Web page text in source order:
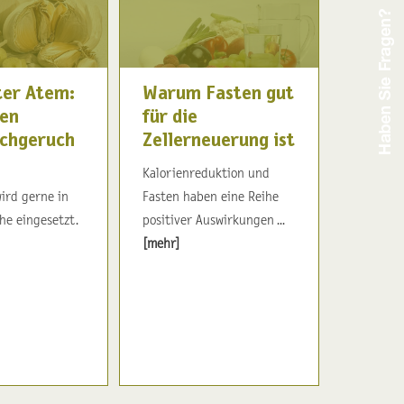
Atem:
gerne in
eingesetzt.
Warum Fasten gut
für die
Zellerneuerung ist
Kalorienreduktion und
Fasten haben eine Reihe
positiver Auswirkungen ...
[mehr]